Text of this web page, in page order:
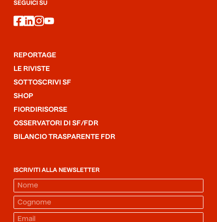
SEGUICI SU
facebook
linkedin
instagram
youtube
REPORTAGE
LE RIVISTE
SOTTOSCRIVI SF
SHOP
FIORDIRISORSE
OSSERVATORI DI SF/FDR
BILANCIO TRASPARENTE FDR
ISCRIVITI ALLA NEWSLETTER